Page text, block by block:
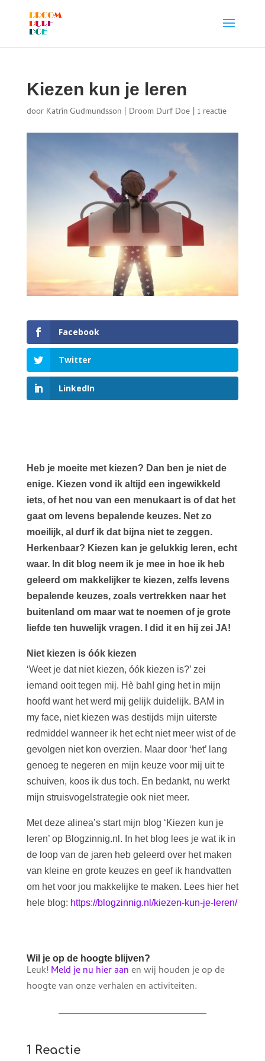
Kiezen kun je leren
door Katrín Gudmundsson| Droom Durf Doe| 1 reactie
Facebook
Twitter
LinkedIn
Heb je moeite met kiezen? Dan ben je niet de
enige. Kiezen vond ik altijd een ingewikkeld
iets, of het nou van een menukaart is of dat het
gaat om levens bepalende keuzes. Net zo
moeilijk, al durf ik dat bijna niet te zeggen.
Herkenbaar? Kiezen kan je gelukkig leren, echt
waar. In dit blog neem ik je mee in hoe ik heb
geleerd om makkelijker te kiezen, zelfs levens
bepalende keuzes, zoals vertrekken naar het
buitenland om maar wat te noemen of je grote
liefde ten huwelijk vragen. I did it en hij zei JA!
Niet kiezen is óók kiezen
‘Weet je dat niet kiezen, óók kiezen is?’ zei
iemand ooit tegen mij. Hè bah! ging het in mijn
hoofd want het werd mij gelijk duidelijk. BAM in
my face, niet kiezen was destijds mijn uiterste
redmiddel wanneer ik het echt niet meer wist of de
gevolgen niet kon overzien. Maar door ‘het’ lang
genoeg te negeren en mijn keuze voor mij uit te
schuiven, koos ik dus toch. En bedankt, nu werkt
mijn struisvogelstrategie ook niet meer.
Met deze alinea’s start mijn blog ‘Kiezen kun je
leren’ op Blogzinnig.nl. In het blog lees je wat ik in
de loop van de jaren heb geleerd over het maken
van kleine en grote keuzes en geef ik handvatten
om het voor jou makkelijke te maken. Lees hier het
hele blog: https://blogzinnig.nl/kiezen-kun-je-leren/
Wil je op de hoogte blijven?
Leuk!Meld je nu hier aanen wij houden je op de
hoogte van onze verhalen en activiteiten.
1 Reactie